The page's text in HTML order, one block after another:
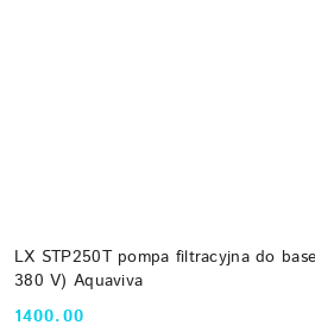
LX STP250T pompa filtracyjna do
380 V) Aquaviva
1400.00